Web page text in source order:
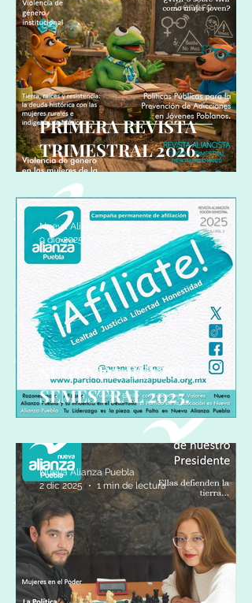
PRIMERA REVISTA
TRIMESTRAL 2026.
SEGUNDA REVISTA
SEMESTRAL 2025.
Nueva Alianza Puebla
9 dic 2025
Nueva Alianza Puebla
2 dic 2025
1 min de lectura